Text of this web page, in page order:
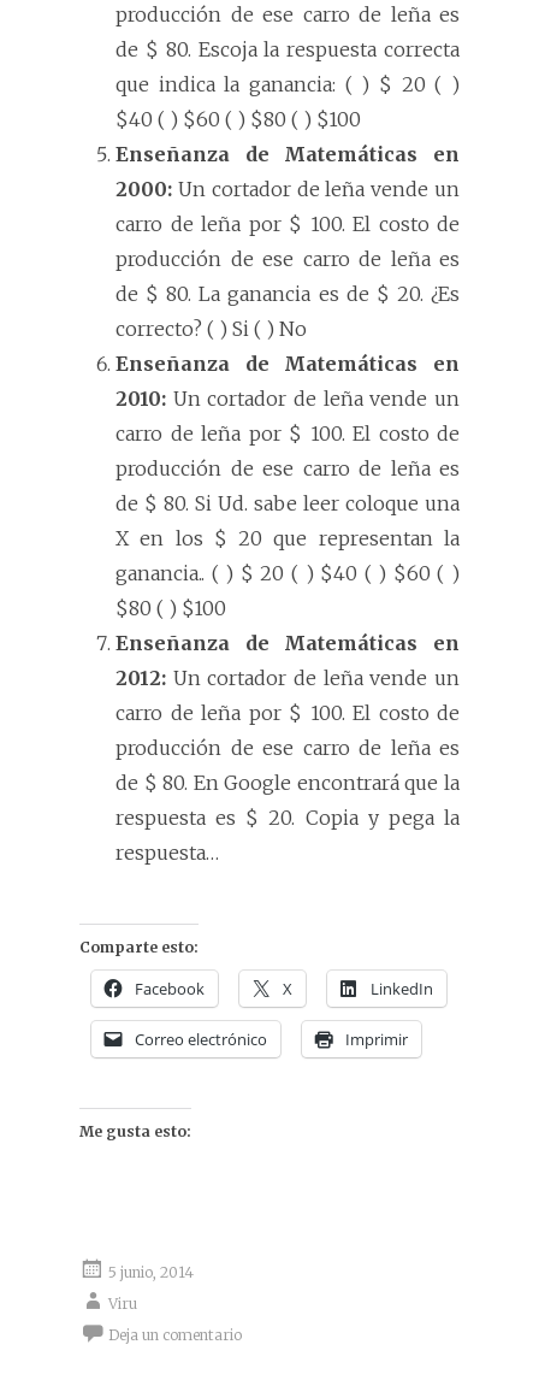
producción de ese carro de leña es
de $ 80. Escoja la respuesta correcta
que indica la ganancia: ( ) $ 20 ( )
$40 ( ) $60 ( ) $80 ( ) $100
Enseñanza de Matemáticas en
2000: Un cortador de leña vende un
carro de leña por $ 100. El costo de
producción de ese carro de leña es
de $ 80. La ganancia es de $ 20. ¿Es
correcto? ( ) Si ( ) No
Enseñanza de Matemáticas en
2010: Un cortador de leña vende un
carro de leña por $ 100. El costo de
producción de ese carro de leña es
de $ 80. Si Ud. sabe leer coloque una
X en los $ 20 que representan la
ganancia.. ( ) $ 20 ( ) $40 ( ) $60 ( )
$80 ( ) $100
Enseñanza de Matemáticas en
2012: Un cortador de leña vende un
carro de leña por $ 100. El costo de
producción de ese carro de leña es
de $ 80. En Google encontrará que la
respuesta es $ 20. Copia y pega la
respuesta…
Comparte esto:
Facebook X LinkedIn
Correo electrónico Imprimir
Me gusta esto:
5 junio, 2014
Viru
Deja un comentario